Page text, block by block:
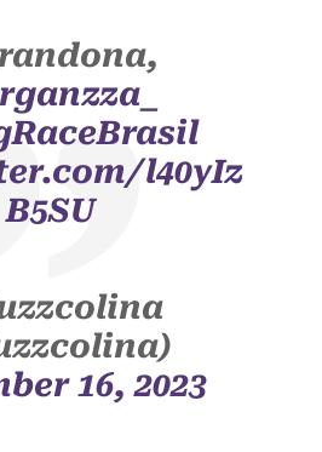
l40yIz
B5SU
16, 2023